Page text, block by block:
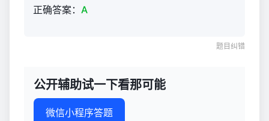
正确答案： A
题目纠错
公开辅助试一下看那可能
微信小程序答题